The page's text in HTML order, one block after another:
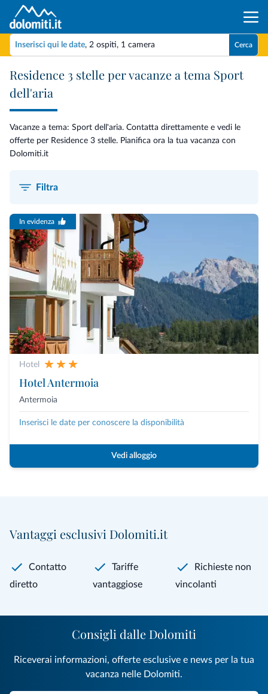
Inserisci qui le date, 2 ospiti, 1 camera Cerca
Residence 3 stelle per vacanze a tema Sport
dell'aria
Vacanze a tema: Sport dell'aria. Contatta direttamente e vedi le
offerte per Residence 3 stelle. Pianifica ora la tua vacanza con
Dolomiti.it
Filtra
In evidenza
Hotel
Hotel Antermoia
Antermoia
Inserisci le date per conoscere la disponibilità
Vedi alloggio
Vantaggi esclusivi Dolomiti.it
Contatto
diretto
Tariffe
vantaggiose
Richieste non
vincolanti
Consigli dalle Dolomiti
Riceverai informazioni, offerte esclusive e news per la tua
vacanza nelle Dolomiti.